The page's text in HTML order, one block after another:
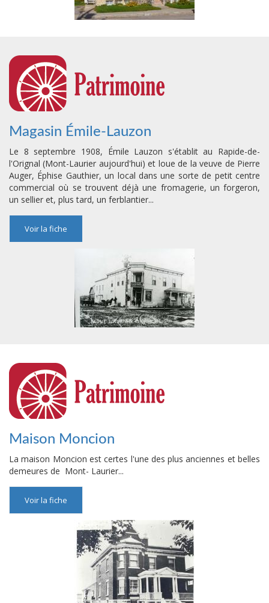
Magasin Émile-Lauzon
Le 8 septembre 1908, Émile Lauzon s'établit au Rapide-de-
l'Orignal (Mont-Laurier aujourd'hui) et loue de la veuve de Pierre
Auger, Éphise Gauthier, un local dans une sorte de petit centre
commercial où se trouvent déjà une fromagerie, un forgeron,
un sellier et, plus tard, un ferblantier...
Voir la fiche
Maison Moncion
La maison Moncion est certes l'une des plus anciennes et belles
demeures de Mont- Laurier...
Voir la fiche